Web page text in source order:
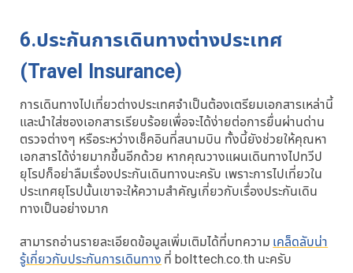
6.ประกันการเดินทางต่างประเทศ
(Travel Insurance)
การเดินทางไปเที่ยวต่างประเทศจำเป็นต้องเตรียมเอกสารเหล่านี้
และนำใส่ซองเอกสารเรียบร้อยเพื่อจะได้ง่ายต่อการยื่นผ่านด่าน
ตรวจต่างๆ หรือระหว่างเช็คอินที่สนามบิน ทั้งนี้ยังช่วยให้คุณหา
เอกสารได้ง่ายมากขึ้นอีกด้วย หากคุณวางแผนเดินทางไปทวีป
ยุโรปก็อย่าลืมเรื่องประกันเดินทางนะครับ เพราะการไปเที่ยวใน
ประเทศยุโรปนั้นเขาจะให้ความสำคัญเกี่ยวกับเรื่องประกันเดิน
ทางเป็นอย่างมาก
สามารถอ่านรายละเอียดข้อมูลเพิ่มเติมได้ที่บทความ เคล็ดลับน่า
รู้เกี่ยวกับประกันการเดินทาง ที่ bolttech.co.th นะครับ